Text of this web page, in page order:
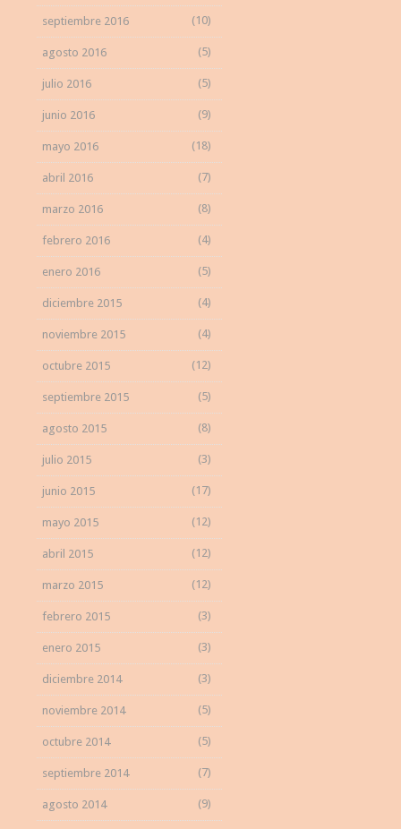
septiembre 2016 (10)
agosto 2016 (5)
julio 2016 (5)
junio 2016 (9)
mayo 2016 (18)
abril 2016 (7)
marzo 2016 (8)
febrero 2016 (4)
enero 2016 (5)
diciembre 2015 (4)
noviembre 2015 (4)
octubre 2015 (12)
septiembre 2015 (5)
agosto 2015 (8)
julio 2015 (3)
junio 2015 (17)
mayo 2015 (12)
abril 2015 (12)
marzo 2015 (12)
febrero 2015 (3)
enero 2015 (3)
diciembre 2014 (3)
noviembre 2014 (5)
octubre 2014 (5)
septiembre 2014 (7)
agosto 2014 (9)